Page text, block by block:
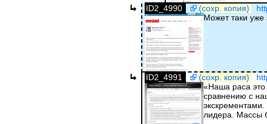
ID2_4990 (сохр. копия)
Может таки уже
ID2_4991 (сохр. копия)
«Наша раса
сравнению с
лидера. Массы